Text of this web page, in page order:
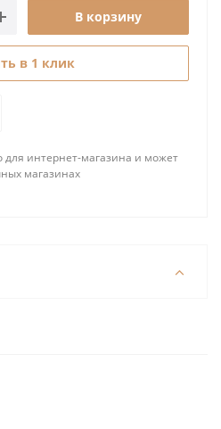
В корзину
в 1 клик
для интернет-магазина и может
магазинах